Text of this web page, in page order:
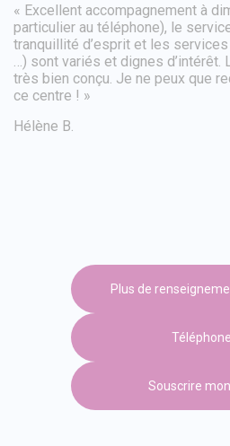
« Excellent accompagnement à
particulier au téléphone), le
tranquillité d’esprit et les
…) sont variés et dignes d’intérêt.
très bien conçu. Je ne peux que
ce centre ! »
Hélène B.
Plus de
Téléphone
Souscrire mon